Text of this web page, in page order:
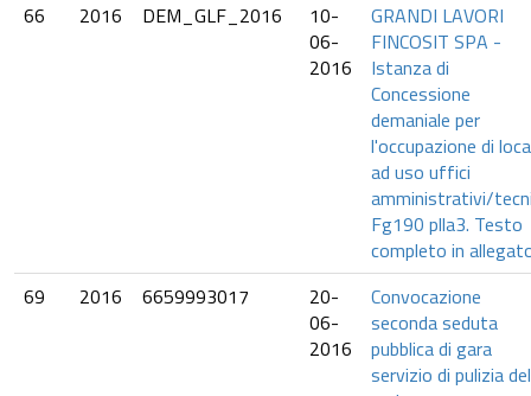
66
2016 DEM_GLF_2016
10-
06-
2016
GRANDI LAVORI
FINCOSIT SPA -
Istanza di
Concessione
demaniale per
l'occupazione di
ad uso uffici
amministrativi/
Fg190 plla3. Testo
completo in
69
2016 6659993017
20-
06-
2016
Convocazione
seconda seduta
pubblica di gara
servizio di pulizia